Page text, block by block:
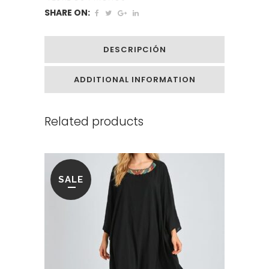
SHARE ON:
DESCRIPCIÓN
ADDITIONAL INFORMATION
Related products
SALE